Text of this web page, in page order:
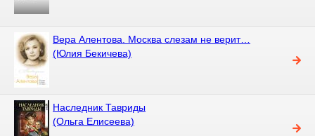
Вера Алентова. Москва слезам не верит…
(Юлия Бекичева)
Наследник Тавриды
(Ольга Елисеева)